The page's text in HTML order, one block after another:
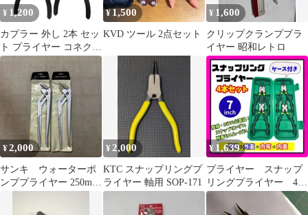
¥ 1,200
カプラー 外し 2本 セッ
ト プライヤー コネクタ
ー リムーバー ペンチ
¥ 1,500
KVD ツール 2点セット
¥ 1,600
クリップクランププラ
イヤー 昭和レトロ
¥2,000
サンキ ウォーターポ
ンププライヤー 250mm
¥ 2,000
KTC スナップリングプ
ライヤー 軸用 SOP-171
¥ 1,639
プライヤー スナップ
リングプライヤー 4本
セット 7インチ ケース
付き